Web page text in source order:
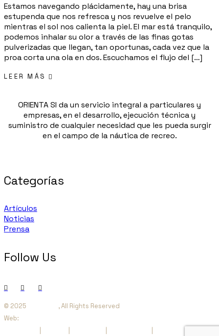
Estamos navegando plácidamente, hay una brisa
estupenda que nos refresca y nos revuelve el pelo
mientras el sol nos calienta la piel. El mar está tranquilo,
podemos inhalar su olor a través de las finas gotas
pulverizadas que llegan, tan oportunas, cada vez que la
proa corta una ola en dos. Escuchamos el flujo del […]
LEER MÁS
ORIENTA SI da un servicio integral a particulares y
empresas, en el desarrollo, ejecución técnica y
suministro de cualquier necesidad que les pueda surgir
en el campo de la náutica de recreo.
Categorías
Artículos
Noticias
Prensa
Follow Us
© 2025
, All Rights Reserved
Web: